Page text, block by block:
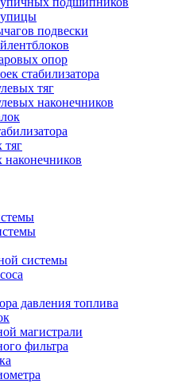
подвески
опор
стабилизатора
тяг
наконечников
тяг
наконечников
системы
давления топлива
магистрали
фильтра